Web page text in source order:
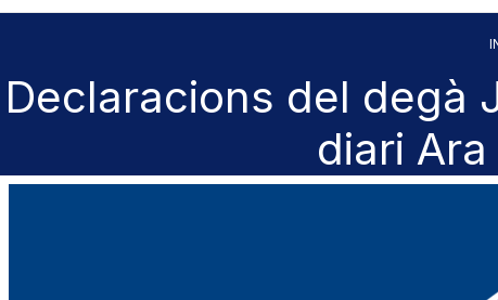
Declaracions del degà
diari Ara